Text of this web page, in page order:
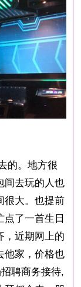
的。地方很
间去玩的人也
很大。也提前
了一首生日
，近期网上的
他家，价格也
聘商务接待,